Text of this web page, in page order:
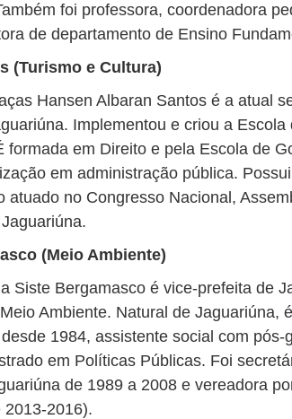
foi professora, coordenadora
de departamento de Ensino
(Turismo e Cultura)
Hansen Albaran Santos é a atual
Implementou e criou a Escola
formada em Direito e pela Escola de
em administração pública.
atuado no Congresso Nacional,
(Meio Ambiente)
Siste Bergamasco é vice-prefeita de
Ambiente. Natural de Jaguariúna,
1984, assistente social com pós-
em Políticas Públicas. Foi
de 1989 a 2008 e vereadora
2013-2016).